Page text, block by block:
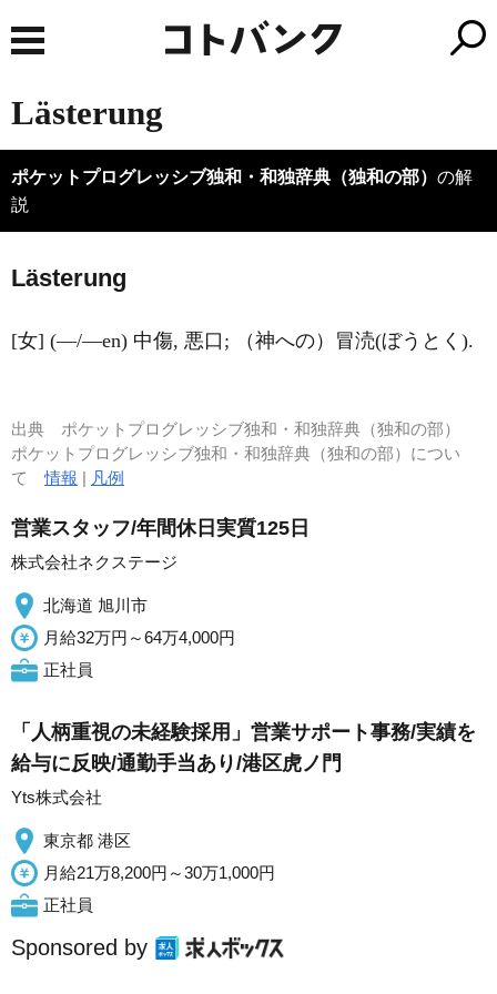
Lästerung
ポケットプログレッシブ独和・和独辞典（独和の部） の解
説
Lästerung
[女] (―/―en) 中傷, 悪口; （神への）冒涜(ぼうとく).
出典 ポケットプログレッシブ独和・和独辞典（独和の部）
ポケットプログレッシブ独和・和独辞典（独和の部）につい
て情報 | 凡例
営業スタッフ/年間休日実質125日
株式会社ネクステージ
北海道 旭川市
月給32万円～64万4,000円
正社員
「人柄重視の未経験採用」営業サポート事務/実績を
給与に反映/通勤手当あり/港区虎ノ門
Yts株式会社
東京都 港区
月給21万8,200円～30万1,000円
正社員
Sponsored by